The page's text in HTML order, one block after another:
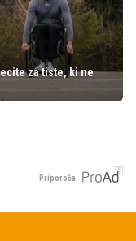
za tiste, ki ne
Priporoča